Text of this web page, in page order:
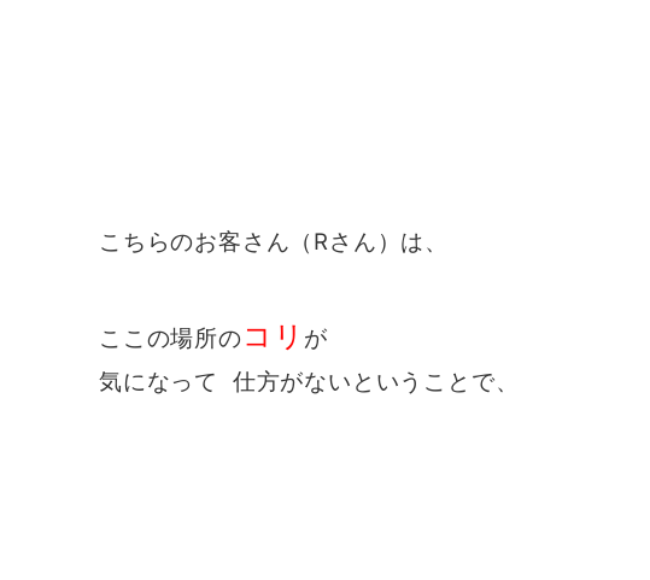
こちらのお客さん（Rさん）は、
ここの場所のコリ が
気になって 仕方がないということで、